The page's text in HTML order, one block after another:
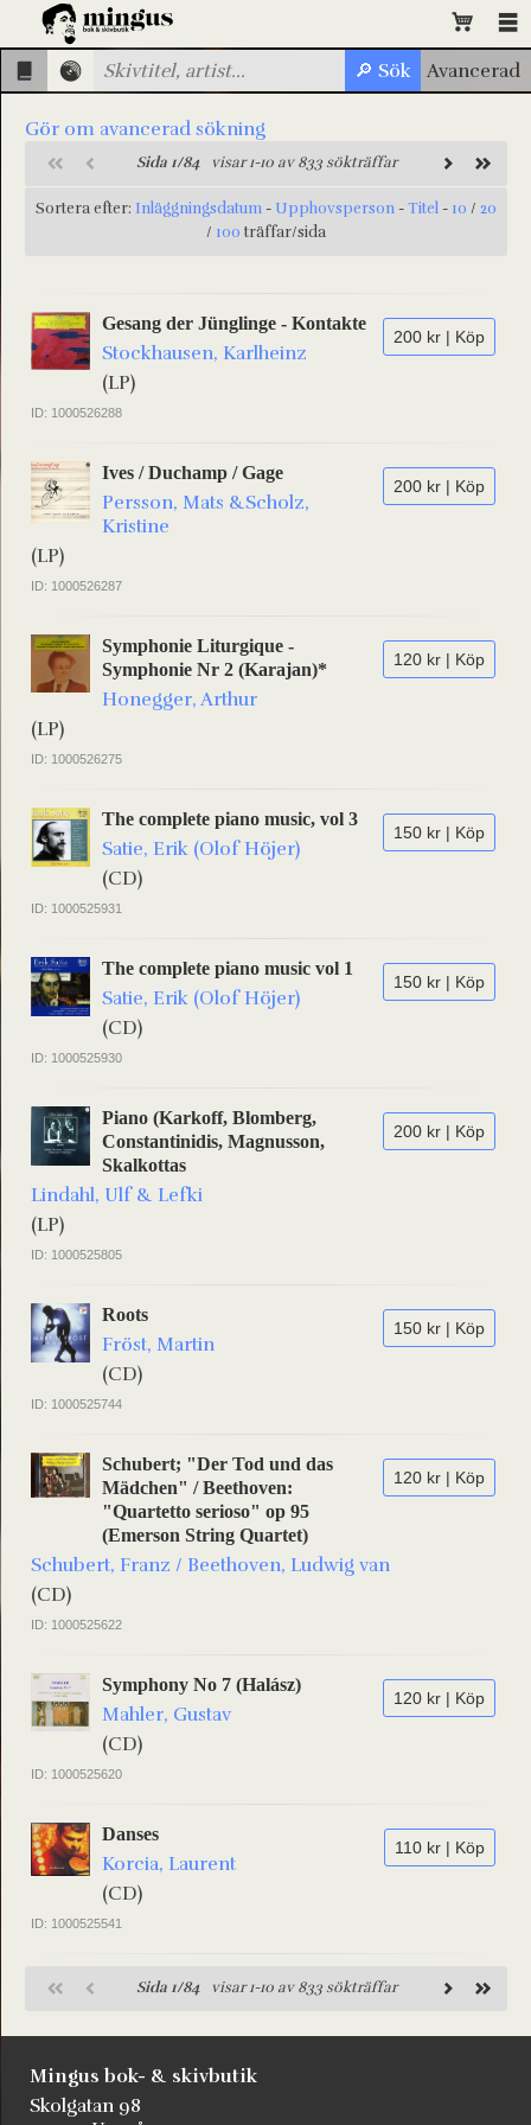
Gör om avancerad sökning
Sida 1/84visar 1-10 av 833 sökträffar
Sortera efter: Inläggningsdatum - Upphovsperson -Titel - 10 / 20
/ 100 träffar/sida
200 kr | Köp
Gesang der Jünglinge - Kontakte
Stockhausen, Karlheinz
(LP)
ID: 1000526288
200 kr | Köp
Ives / Duchamp / Gage
Persson, Mats &Scholz,
Kristine
(LP)
ID: 1000526287
120 kr | Köp
Symphonie Liturgique -
Symphonie Nr 2 (Karajan)*
Honegger, Arthur
(LP)
ID: 1000526275
150 kr | Köp
The complete piano music, vol 3
Satie, Erik (Olof Höjer)
(CD)
ID: 1000525931
150 kr | Köp
The complete piano music vol 1
Satie, Erik (Olof Höjer)
(CD)
ID: 1000525930
200 kr | Köp
Piano (Karkoff, Blomberg,
Constantinidis, Magnusson,
Skalkottas
Lindahl, Ulf & Lefki
(LP)
ID: 1000525805
150 kr | Köp
Roots
Fröst, Martin
(CD)
ID: 1000525744
120 kr | Köp
Schubert; "Der Tod und das
Mädchen" / Beethoven:
"Quartetto serioso" op 95
(Emerson String Quartet)
Schubert, Franz / Beethoven, Ludwig van
(CD)
ID: 1000525622
120 kr | Köp
Symphony No 7 (Halász)
Mahler, Gustav
(CD)
ID: 1000525620
110 kr | Köp
Danses
Korcia, Laurent
(CD)
ID: 1000525541
Sida 1/84visar 1-10 av 833 sökträffar
Mingus bok- & skivbutik
Skolgatan 98